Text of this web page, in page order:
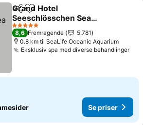
Del Føj til favoritter
Grand Hotel
Seeschlösschen Sea
Retreat & SPA
Se priser
5 Stjerner
8,6 Fremragende
5.781
0.8 km til SeaLife Oceanic Aquarium
Eksklusiv spa med diverse behandlingerSe
Se priser